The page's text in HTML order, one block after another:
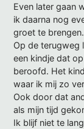
Even later gaan
ik daarna nog
groet te brengen.
Op de terugweg
een kindje dat
beroofd. Het
waar ik mij zo
Ook door dat
als mijn tijd
Ik blijf niet te